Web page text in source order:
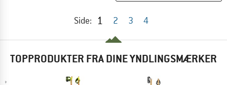
Side: 1 2 3 4
TOPPRODUKTER FRA DINE YNDLINGSMÆRKER